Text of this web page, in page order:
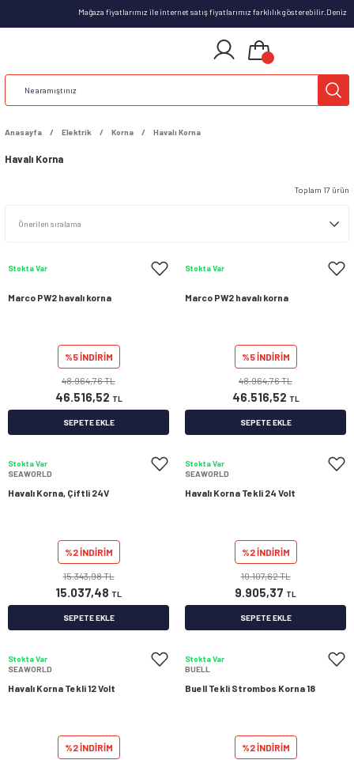
Mağaza fiyatlarımız ile internet satış fiyatlarımız farklılık gösterebilir.Deniz
Anasayfa Elektrik Korna Havalı Korna
Havalı Korna
Toplam 17 ürün
Stokta Var
Marco PW2 havalı korna
%5 İNDİRİM
46.516,52 TL
48.964,76 TL
SEPETE EKLE
Stokta Var
Marco PW2 havalı korna
%5 İNDİRİM
46.516,52 TL
48.964,76 TL
SEPETE EKLE
Stokta Var
SEAWORLD
Havalı Korna, Çiftli 24V
%2 İNDİRİM
15.037,48 TL
15.343,98 TL
SEPETE EKLE
Stokta Var
SEAWORLD
Havalı Korna Tekli 24 Volt
%2 İNDİRİM
9.905,37 TL
10.107,62 TL
SEPETE EKLE
Stokta Var
SEAWORLD
Havalı Korna Tekli 12 Volt
%2 İNDİRİM
Stokta Var
BUELL
Buell Tekli Strombos Korna 18
%2 İNDİRİM